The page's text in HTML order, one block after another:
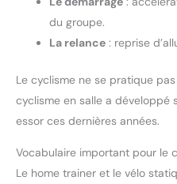
du groupe.
La relance : reprise
Le cyclisme ne se pratique
cyclisme en salle a développé
essor ces dernières années.
Vocabulaire important pour le
Le home trainer et le vélo